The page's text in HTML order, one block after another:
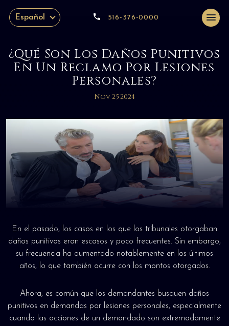
Español 516-376-0000
¿Qué Son Los Daños Punitivos
En Un Reclamo Por Lesiones
Personales?
Nov 25 2024
En el pasado, los casos en los que los tribunales otorgaban
daños punitivos eran escasos y poco frecuentes. Sin embargo,
su frecuencia ha aumentado notablemente en los últimos
años, lo que también ocurre con los montos otorgados.
Ahora, es común que los demandantes busquen daños
punitivos en demandas por lesiones personales, especialmente
cuando las acciones de un demandado son extremadamente